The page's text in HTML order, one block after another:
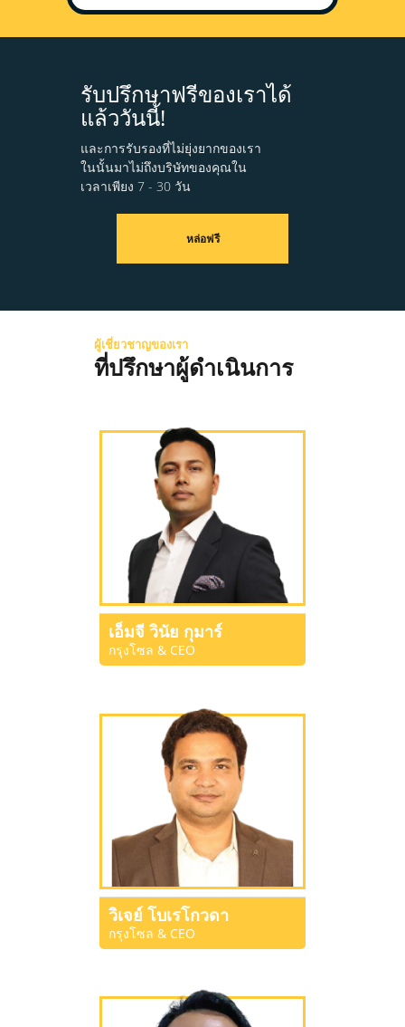
รับปรึกษาฟรีของเราได้
แล้ววันนี้!
และการรับรองที่ไม่ยุ่งยากของเรา
ในนั้นมาไม่ถึงบริษัทของคุณใน
เวลาเพียง 7 - 30 วัน
หล่อฟรี
ผู้เชี่ยวชาญของเรา
ที่ปรึกษาผู้ดำเนินการ
เอ็มจี วินัย กุมาร์
กรุงโซล & CEO
วิเจย์ โบเรโกวดา
กรุงโซล & CEO